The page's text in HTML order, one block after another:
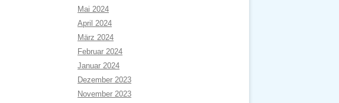
Mai 2024
April 2024
März 2024
Februar 2024
Januar 2024
Dezember 2023
November 2023